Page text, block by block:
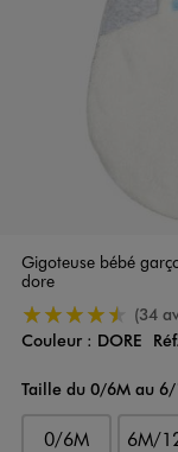
Gigoteuse bébé
dore
4.5/5 de moyenne
(34
Couleur
Couleur : DORE
Taille du 0/6M au
0/6M 6M/